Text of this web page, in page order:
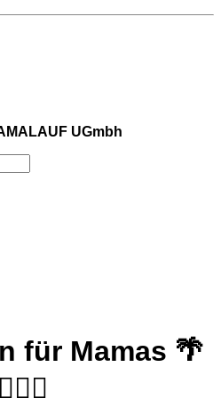
UGmbh
für Mamas 🌴
🏊🏽‍♀️